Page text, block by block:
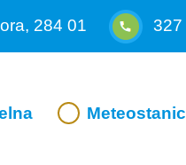
284 01 327